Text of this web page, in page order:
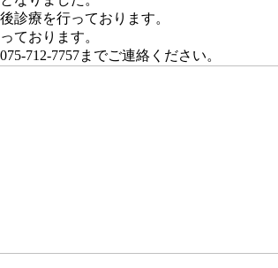
診療を行っております。
ております。
712-7757までご連絡ください。